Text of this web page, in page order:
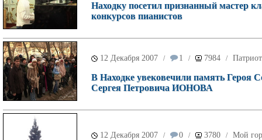
Находку посетил признанный мастер
конкурсов пианистов
12 Декабря 2007 / 1 / 7984 / Патриот
В Находке увековечили память Героя
Сергея Петровича ИОНОВА
12 Декабря 2007 / 0 / 3780 / Мой